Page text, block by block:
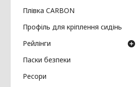
Плівка CARBON
Профіль для кріплення сидінь
Рейлінги
Паски безпеки
Ресори